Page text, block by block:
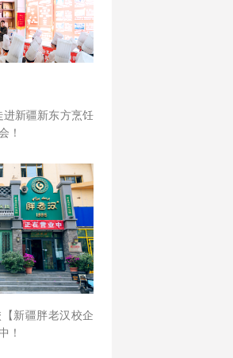
进新疆新东方烹饪
！
新疆胖老汉校企
！